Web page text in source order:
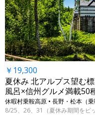
￥19,300
夏休み 北アルプス望む
風呂×信州グルメ満載50
休暇村乗鞍高原 • 長野・松本（乗